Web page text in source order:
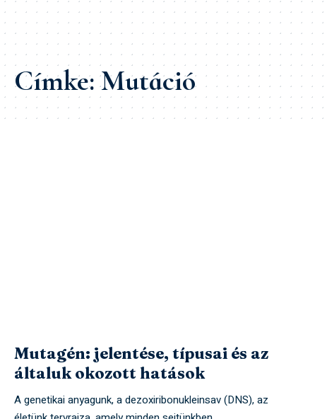
Címke:Mutáció
Mutagén: jelentése, típusai és az
általuk okozott hatások
A genetikai anyagunk, a dezoxiribonukleinsav (DNS), az